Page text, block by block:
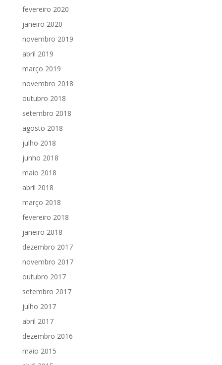
fevereiro 2020
janeiro 2020
novembro 2019
abril 2019
março 2019
novembro 2018
outubro 2018
setembro 2018
agosto 2018
julho 2018
junho 2018
maio 2018
abril 2018
março 2018
fevereiro 2018
janeiro 2018
dezembro 2017
novembro 2017
outubro 2017
setembro 2017
julho 2017
abril 2017
dezembro 2016
maio 2015